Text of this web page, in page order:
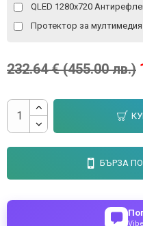
232.64 € (455.00 лв.)
QLED 1280x720
Протектор за
БЪРЗА